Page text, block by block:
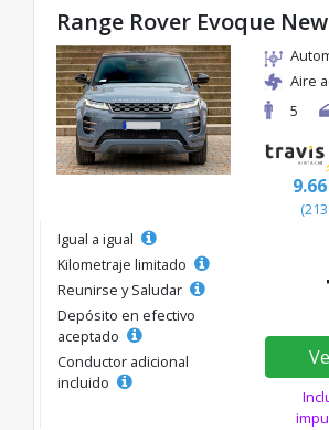
Range Rover Evoque New
Aire
5
9.66
Igual a igual
Kilometraje limitado
Reunirse y Saludar
Depósito en efectivo
aceptado
Conductor adicional
incluido